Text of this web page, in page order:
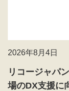
リコージャパ
場のDX支援に
2026年8月4日